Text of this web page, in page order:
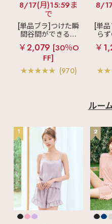
8/17(月)15:59ま
で
[単品ブラ]つけた瞬
間谷間ができるシ
ームレスブラ
超
盛ブラ(R) シームレ
ス 単品ブラジャー
￥2,079 [30％O
FF]
(970)
8/
[単
ら
ラ
ブ
￥
ルー
1 2